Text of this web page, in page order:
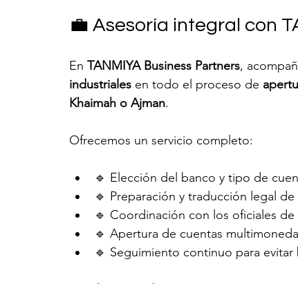
💼 Asesoría integral con
En TANMIYA Business Partners,
industriales en todo el proceso de
Khaimah o Ajman.
Ofrecemos un servicio completo:
🔹 Elección del banco y tipo de
🔹 Preparación y traducción legal
🔹 Coordinación con los oficiales de
🔹 Apertura de cuentas
🔹 Seguimiento continuo para